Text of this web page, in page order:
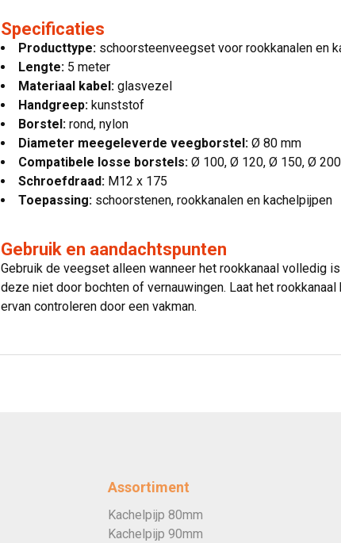
Specificaties
Producttype: schoorsteenveegset voor rookkanalen en
Lengte: 5 meter
Materiaal kabel: glasvezel
Handgreep: kunststof
Borstel: rond, nylon
Diameter meegeleverde veegborstel: Ø 80 mm
Compatibele losse borstels: Ø 100, Ø 120, Ø 150, Ø
Schroefdraad: M12 x 175
Toepassing: schoorstenen, rookkanalen en kachelpijpen
Gebruik en aandachtspunten
Gebruik de veegset alleen wanneer het rookkanaal volledig
deze niet door bochten of vernauwingen. Laat het
ervan controleren door een vakman.
Assortiment
Kachelpijp 80mm
Kachelpijp 90mm